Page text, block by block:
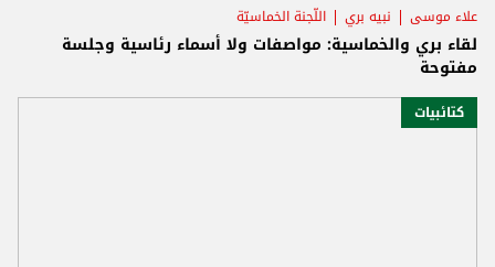
علاء موسى نبيه بري اللّجنة الخماسيّة
لقاء بري والخماسية: مواصفات ولا أسماء رئاسية وجلسة
مفتوحة
كتائبيات